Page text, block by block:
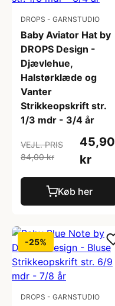
DROPS - GARNSTUDIO
Baby Aviator Hat by
DROPS Design -
Djævlehue,
Halstørklæde og
Vanter
Strikkeopskrift str.
1/3 mdr - 3/4 år
VEJL. PRIS
84,00 kr
45,90
kr
Køb her
-25%
DROPS - GARNSTUDIO